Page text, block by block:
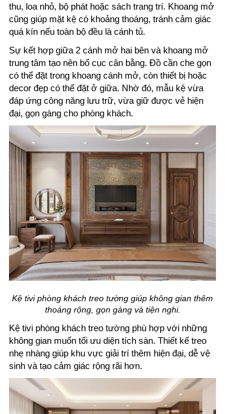
thu, loa nhỏ, bộ phát hoặc sách trang trí. Khoang mở
cũng giúp mặt kệ có khoảng thoáng, tránh cảm giác
quá kín nếu toàn bộ đều là cánh tủ.
Sự kết hợp giữa 2 cánh mở hai bên và khoang mở
trung tâm tạo nên bố cục cân bằng. Đồ cần che gọn
có thể đặt trong khoang cánh mở, còn thiết bị hoặc
decor đẹp có thể đặt ở giữa. Nhờ đó, mẫu kệ vừa
đáp ứng công năng lưu trữ, vừa giữ được vẻ hiện
đại, gọn gàng cho phòng khách.
Kệ tivi phòng khách treo tường giúp không gian thêm
thoáng rộng, gọn gàng và tiện nghi.
Kệ tivi phòng khách treo tường phù hợp với những
không gian muốn tối ưu diện tích sàn. Thiết kế treo
nhẹ nhàng giúp khu vực giải trí thêm hiện đại, dễ vệ
sinh và tạo cảm giác rộng rãi hơn.